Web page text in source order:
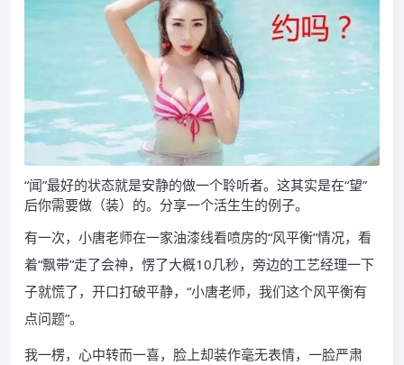
“闻”最好的状态就是安静的做一个聆听者。这其实是在“望”
后你需要做（装）的。分享一个活生生的例子。
有一次，小唐老师在一家油漆线看喷房的“风平衡”情况，看
着“飘带”走了会神，愣了大概10几秒，旁边的工艺经理一下
子就慌了，开口打破平静，“小唐老师，我们这个风平衡有
点问题”。
我一楞，心中转而一喜，脸上却装作毫无表情，一脸严肃